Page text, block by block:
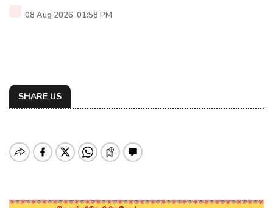
08 Aug 2026, 01:58 PM
SHARE US